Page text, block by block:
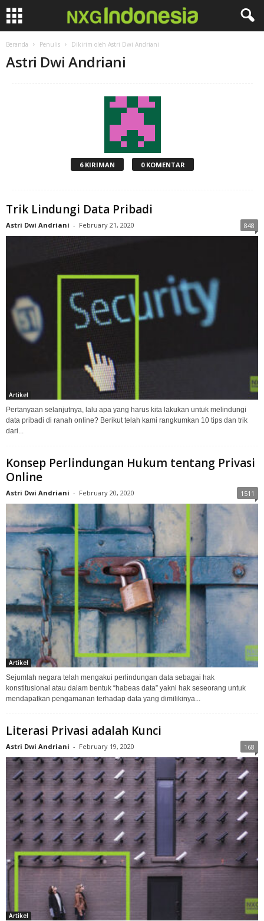
Beranda Penulis Dikirim oleh Astri Dwi Andriani
Astri Dwi Andriani
6 KIRIMAN 0 KOMENTAR
Trik Lindungi Data Pribadi
Astri Dwi Andriani - February 21, 2020 848
Artikel
Pertanyaan selanjutnya, lalu apa yang harus kita lakukan untuk melindungi
data pribadi di ranah online? Berikut telah kami rangkumkan 10 tips dan trik
dari...
Konsep Perlindungan Hukum tentang Privasi
Online
Astri Dwi Andriani - February 20, 2020 1511
Artikel
Sejumlah negara telah mengakui perlindungan data sebagai hak
konstitusional atau dalam bentuk “habeas data” yakni hak seseorang untuk
mendapatkan pengamanan terhadap data yang dimilikinya...
Literasi Privasi adalah Kunci
Astri Dwi Andriani - February 19, 2020 168
Artikel